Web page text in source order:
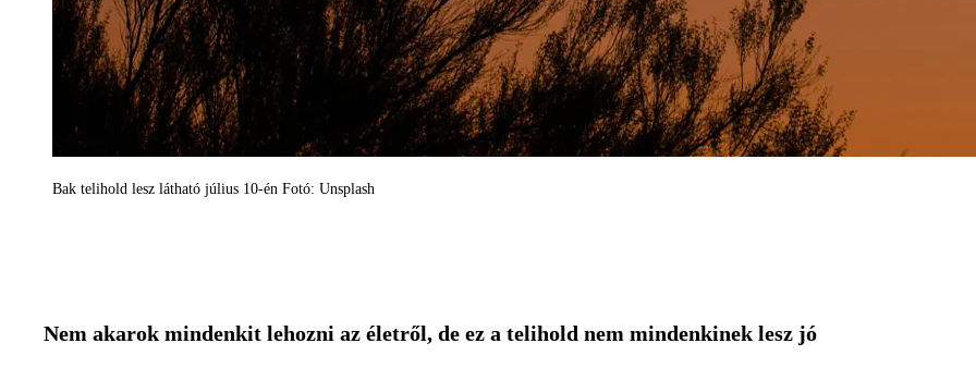
Bak telihold lesz látható július 10-én Fotó: Unsplash
Nem akarok mindenkit lehozni az életről, de ez a telihold nem mindenkinek lesz jó